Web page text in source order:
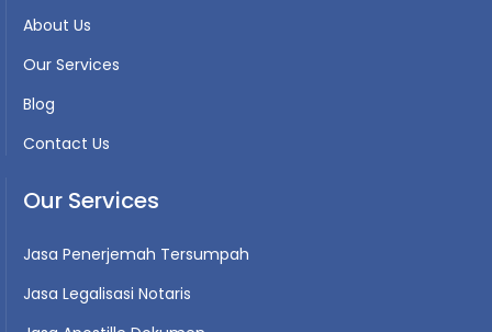
About Us
Our Services
Blog
Contact Us
Our Services
Jasa Penerjemah Tersumpah
Jasa Legalisasi Notaris